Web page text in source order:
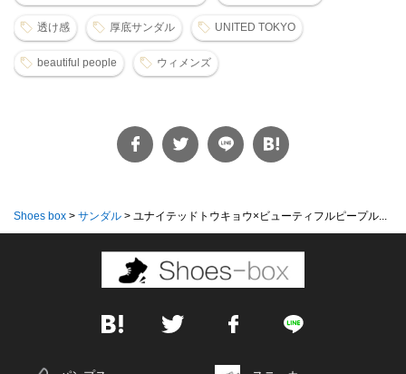
透け感 厚底サンダル UNITED TOKYO
beautiful people ウィメンズ
Shoes box > サンダル > ユナイテッドトウキョウ×ビューティフルピープル...